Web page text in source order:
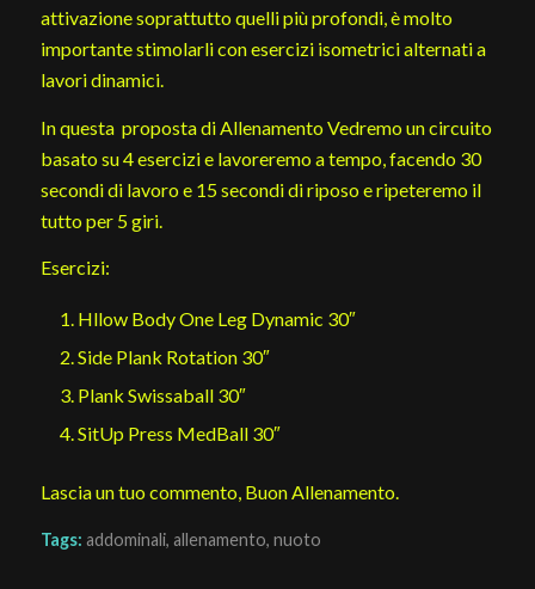
attivazione soprattutto quelli più profondi, è molto
importante stimolarli con esercizi isometrici alternati a
lavori dinamici.
In questa proposta di Allenamento Vedremo un circuito
basato su 4 esercizi e lavoreremo a tempo, facendo 30
secondi di lavoro e 15 secondi di riposo e ripeteremo il
tutto per 5 giri.
Esercizi:
Hllow Body One Leg Dynamic 30″
Side Plank Rotation 30″
Plank Swissaball 30″
SitUp Press MedBall 30″
Lascia un tuo commento, Buon Allenamento.
Tags: addominali, allenamento, nuoto